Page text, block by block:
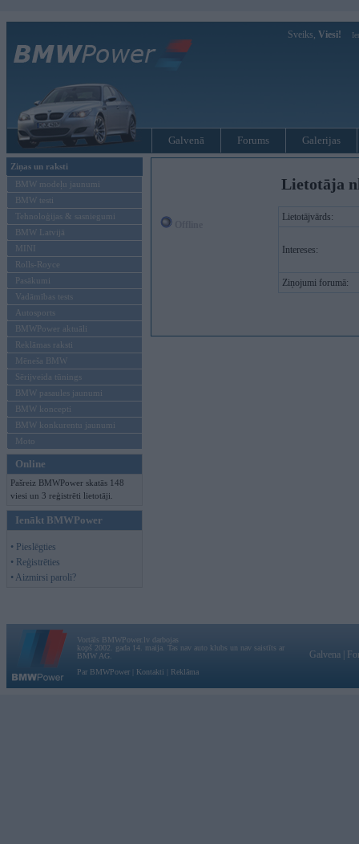
Sveiks, Viesi!
Galvenā Forums Galerijas
Ziņas un raksti
BMW modeļu jaunumi
BMW testi
Tehnoloģijas & sasniegumi
BMW Latvijā
MINI
Rolls-Royce
Pasākumi
Vadāmības tests
Autosports
BMWPower aktuāli
Reklāmas raksti
Mēneša BMW
Sērijveida tūnings
BMW pasaules jaunumi
BMW koncepti
BMW konkurentu jaunumi
Moto
Online
Pašreiz BMWPower skatās 148
viesi un 3 reģistrēti lietotāji.
Ienākt BMWPower
• Pieslēgties
• Reģistrēties
• Aizmirsi paroli?
Lietotāja
Lietotājvārds:
Intereses:
Ziņojumi forumā:
Vortāls BMWPower.lv darbojas
kopš 2002. gada 14. maija. Tas nav auto klubs un nav saistīts ar
BMW AG.
Par BMWPower
Kontakti Reklāma
Galvena